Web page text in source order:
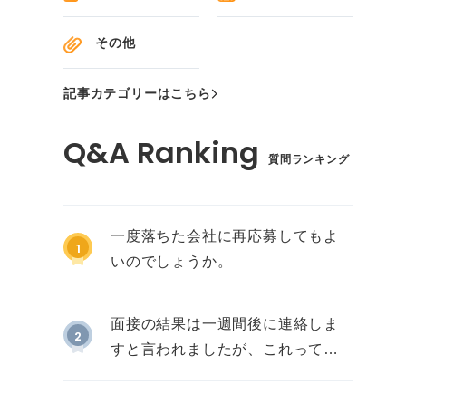
その他
記事カテゴリーはこちら
質問ランキング
1
一度落ちた会社に再応募してもよ
いのでしょうか。
2
面接の結果は一週間後に連絡しま
すと言われましたが、これって不